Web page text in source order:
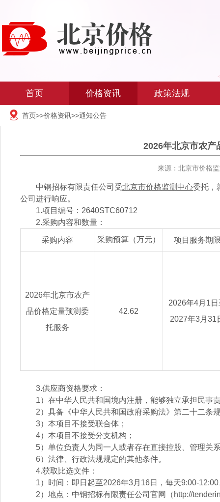
首页 价格资讯 政策法规
首页>>价格资讯>>通知公告
2026年北京市农产
来源：北京市价格
中钢招标有限责任公司受北京市价格监测中心委托，
公司进行响应。
1.项目编号：2640STC60712
2.采购内容和数量：
采购内容 采购预算（万元） 项目服务期
2026年北京市农产
品价格定量预测委
托服务
42.62
2026年4月1日
2027年3月31
3.供应商资格要求：
1）在中华人民共和国境内注册，能够独立承担民事
2）具备《中华人民共和国政府采购法》第二十二条
3）本项目不接受联合体；
4）本项目不接受分支机构；
5）单位负责人为同一人或者存在直接控股、管理关
6）法律、行政法规规定的其他条件。
4.获取比选文件：
1）时间：即日起至2026年3月16日，每天9:00-
2）地点：中钢招标有限责任公司官网（http://